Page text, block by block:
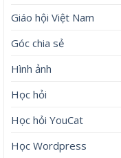
Giáo hội Việt Nam
Góc chia sẻ
Hình ảnh
Học hỏi
Học hỏi YouCat
Học Wordpress